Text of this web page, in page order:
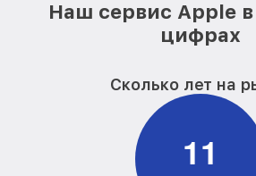
Наш сервис Apple
цифрах
Сколько лет на
11